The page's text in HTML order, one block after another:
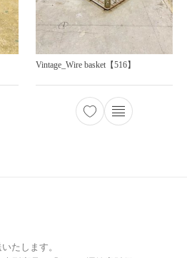
Vintage_Wire basket【516】
たします。